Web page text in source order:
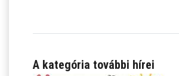
A kategória további hírei